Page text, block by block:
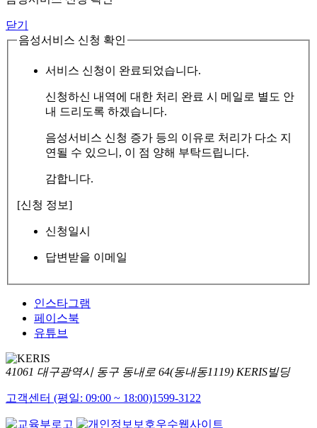
닫기
음성서비스 신청 확인
서비스 신청이 완료되었습니다.
신청하신 내역에 대한 처리 완료 시 메일로 별도 안
내 드리도록 하겠습니다.
음성서비스 신청 증가 등의 이유로 처리가 다소 지
연될 수 있으니, 이 점 양해 부탁드립니다.
감합니다.
[신청 정보]
신청일시
답변받을 이메일
인스타그램
페이스북
유튜브
41061 대구광역시 동구 동내로 64(동내동1119) KERIS빌딩
고객센터 (평일: 09:00 ~ 18:00)1599-3122